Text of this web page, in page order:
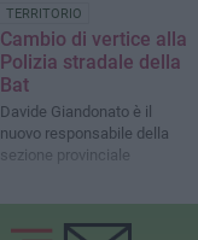
TERRITORIO
Cambio di vertice alla
Polizia stradale della
Bat
Davide Giandonato è il
nuovo responsabile della
sezione provinciale